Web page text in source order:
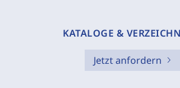
KATALOGE &
Jetzt anfordern